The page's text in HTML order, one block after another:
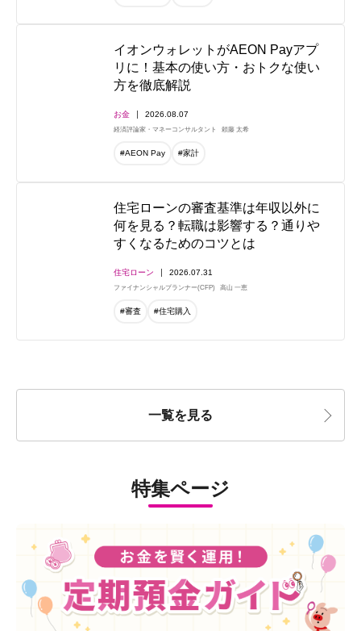
イオンウォレットがAEON Payアプ
リに！基本の使い方・おトクな使い
方を徹底解説
お金 2026.08.07
経済評論家・マネーコンサルタント 頼藤 太希
#AEON Pay #家計
住宅ローンの審査基準は年収以外に
何を見る？転職は影響する？通りや
すくなるためのコツとは
住宅ローン 2026.07.31
ファイナンシャルプランナー(CFP) 高山 一恵
#審査 #住宅購入
一覧を見る
特集ページ